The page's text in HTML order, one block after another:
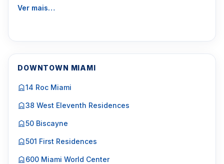
Ver mais…
DOWNTOWN MIAMI
14 Roc Miami
38 West Eleventh Residences
50 Biscayne
501 First Residences
600 Miami World Center